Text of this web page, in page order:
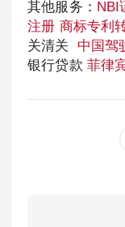
其他服务： NBI
注册 商标专利
关清关 中国驾
银行贷款 菲律